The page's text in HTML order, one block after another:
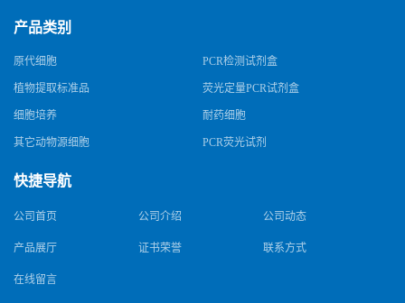
产品类别
原代细胞 PCR检测试剂盒
植物提取标准品 荧光定量PCR试剂盒
细胞培养 耐药细胞
其它动物源细胞 PCR荧光试剂
快捷导航
公司首页 公司介绍 公司动态
产品展厅 证书荣誉 联系方式
在线留言